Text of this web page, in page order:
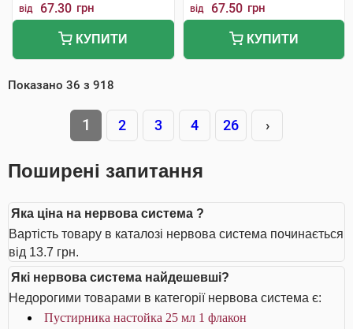
від 67.30 грн
КУПИТИ
від 67.50 грн
КУПИТИ
Показано 36 з 918
1 2 3 4 26 ›
Поширені запитання
Яка ціна на нервова система ?
Вартість товару в каталозі нервова система починається
від 13.7 грн.
Які нервова система найдешевші?
Недорогими товарами в категорії нервова система є:
Пустирника настойка 25 мл 1 флакон